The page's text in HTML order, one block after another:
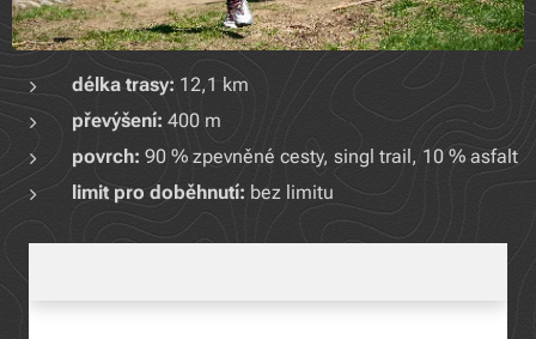
délka trasy: 12,1 km
převýšení: 400 m
povrch: 90 % zpevněné cesty, singl trail, 10 % asfalt
limit pro doběhnutí: bez limitu